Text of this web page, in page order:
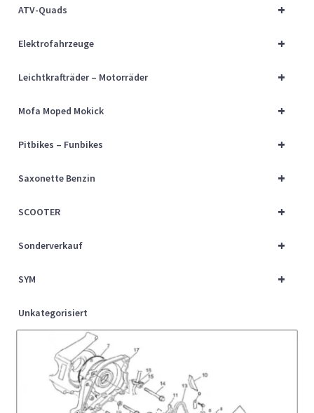
+
ATV-Quads
+
Elektrofahrzeuge
+
Leichtkrafträder – Motorräder
+
Mofa Moped Mokick
+
Pitbikes – Funbikes
+
Saxonette Benzin
+
SCOOTER
+
Sonderverkauf
+
SYM
Unkategorisiert